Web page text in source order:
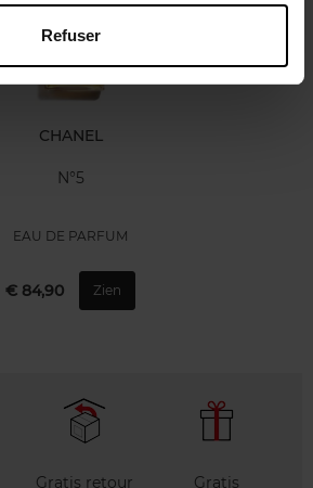
Refuser
CHANEL
N°5
EAU DE PARFUM
€ 84,90 Zien
Gratis retour
Gratis